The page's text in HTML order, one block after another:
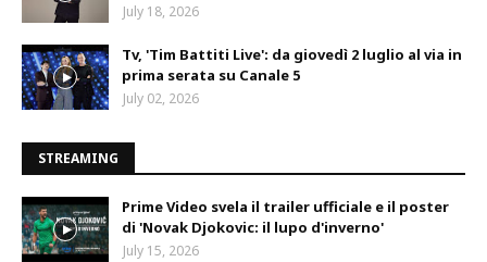
July 18, 2026
Tv, 'Tim Battiti Live': da giovedì 2 luglio al via in
prima serata su Canale 5
July 02, 2026
STREAMING
Prime Video svela il trailer ufficiale e il poster
di 'Novak Djokovic: il lupo d'inverno'
July 15, 2026